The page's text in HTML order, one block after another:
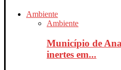
Ambiente
Ambiente
Município de
inertes em...